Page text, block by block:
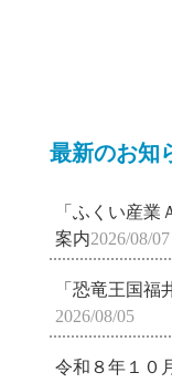
最新のお知
「ふくい産
案内2026/08/07
「恐竜王国
2026/08/05
令和８年１０